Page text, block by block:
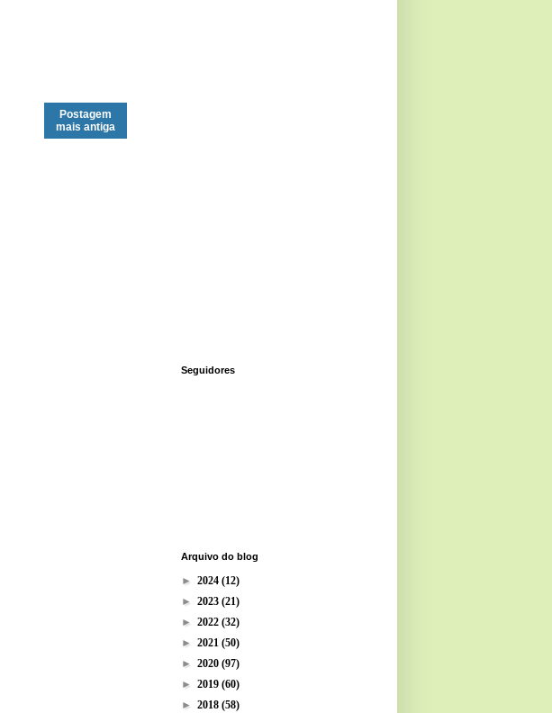
Postagem
mais antiga
Seguidores
Arquivo do blog
► 2024 (12)
► 2023 (21)
► 2022 (32)
► 2021 (50)
► 2020 (97)
► 2019 (60)
► 2018 (58)